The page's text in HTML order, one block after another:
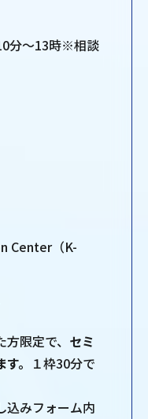
分～13時※相談
Center（K-
限定で、 セミ
。 １枠30分で
込みフォーム内